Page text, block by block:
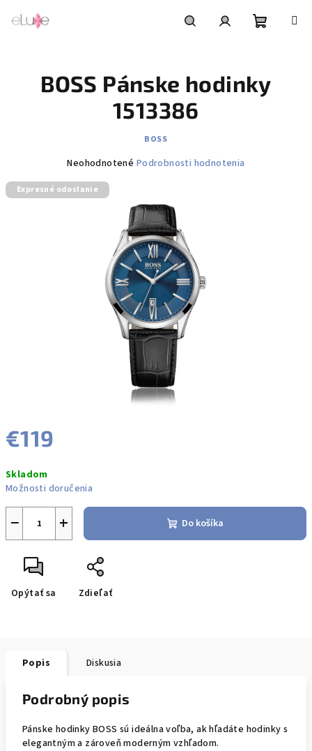
košík
€119
cena:
Skladom
Možnosti doručenia
+
− Do košíka
Opýtať sa Zdieľať
BOSS Pánske hodinky
1513386
BOSS
Priemerné
produktu
hviezdičiek.
Neohodnotené Podrobnosti hodnotenia
Expresné odoslanie
Popis Diskusia
Podrobný popis
Pánske hodinky BOSS sú ideálna voľba, ak hľadáte hodinky s
elegantným a zároveň moderným vzhľadom.